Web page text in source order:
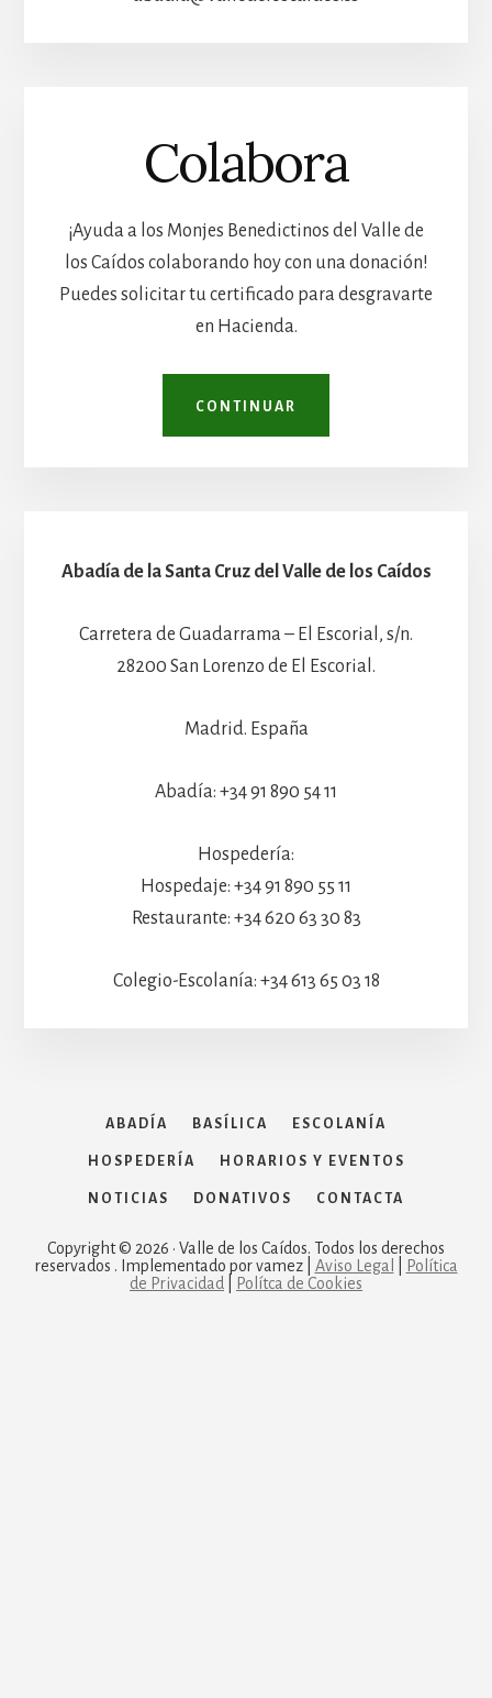
Colabora
¡Ayuda a los Monjes Benedictinos del Valle de
los Caídos colaborando hoy con una donación!
Puedes solicitar tu certificado para desgravarte
en Hacienda.
CONTINUAR
Abadía de la Santa Cruz del Valle de los Caídos
Carretera de Guadarrama – El Escorial, s/n.
28200 San Lorenzo de El Escorial.
Madrid. España
Abadía: +34 91 890 54 11
Hospedería:
Hospedaje: +34 91 890 55 11
Restaurante: +34 620 63 30 83
Colegio-Escolanía: +34 613 65 03 18
ABADÍA BASÍLICA ESCOLANÍA
HOSPEDERÍA HORARIOS Y EVENTOS
NOTICIAS DONATIVOS CONTACTA
Copyright © 2026 · Valle de los Caídos. Todos los derechos
reservados . Implementado por vamez | Aviso Legal
Política
de Privacidad
Polítca de Cookies